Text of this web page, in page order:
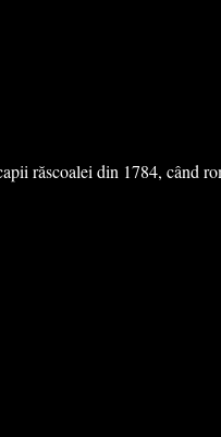
răscoalei din 1784, când